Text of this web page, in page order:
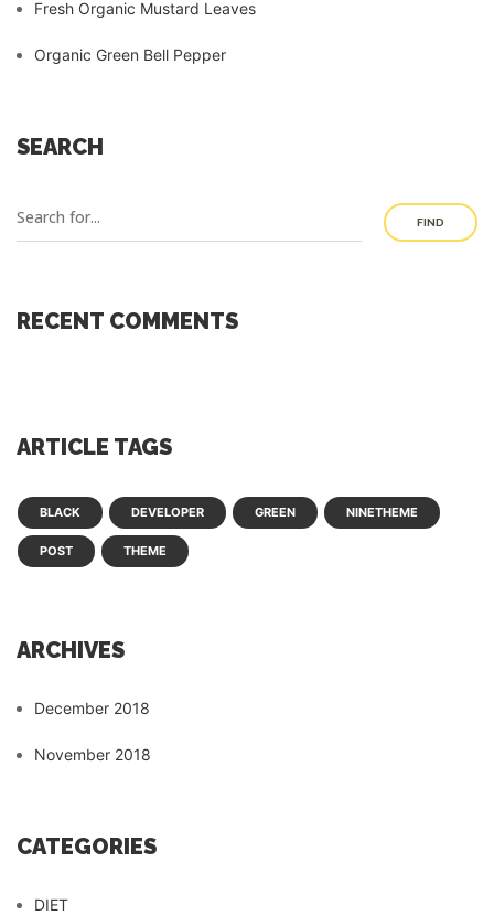
Fresh Organic Mustard Leaves
Organic Green Bell Pepper
SEARCH
FIND
RECENT COMMENTS
ARTICLE TAGS
BLACK DEVELOPER GREEN NINETHEME
POST THEME
ARCHIVES
December 2018
November 2018
CATEGORIES
DIET